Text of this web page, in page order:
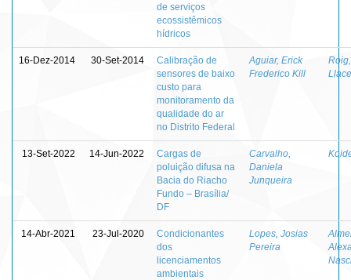
de serviços
ecossistêmicos
hídricos
16-Dez-2014 30-Set-2014
Calibração de
sensores de baixo
custo para
monitoramento da
qualidade do ar
no Distrito Federal
Aguiar, Erick
Frederico Kill
13-Set-2022 14-Jun-2022
Cargas de
poluição difusa na
Bacia do Riacho
Fundo – Brasília/
DF
Carvalho,
Daniela
Junqueira
14-Abr-2021 23-Jul-2020
Condicionantes
dos
licenciamentos
ambientais
Lopes, Josias
Pereira